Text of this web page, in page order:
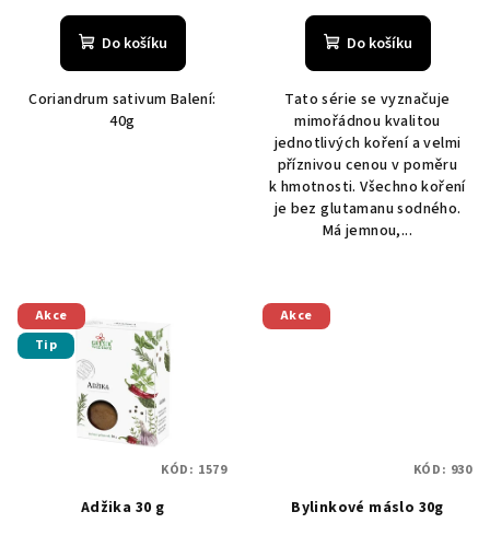
Do košíku
Coriandrum sativum Balení:
40g
Do košíku
Tato série se vyznačuje
mimořádnou kvalitou
jednotlivých koření a velmi
příznivou cenou v poměru
k hmotnosti. Všechno koření
je bez glutamanu sodného.
Má jemnou,...
Akce
Tip
Adžika 30 g
KÓD: 1579
Akce
Bylinkové máslo 30g
KÓD: 930